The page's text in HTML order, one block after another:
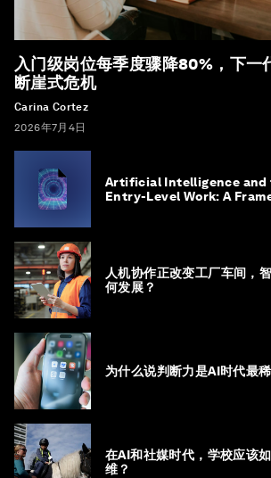
入门级岗位每季度骤降80%，下一
断崖式危机
Carina Cortez
2026年7月4日
Artificial Intelligence and
Entry-Level Work: A
人机协作正改变工厂车间，
何发展？
为什么说判断力是AI时代最
在AI和社媒时代，学校应该
维？